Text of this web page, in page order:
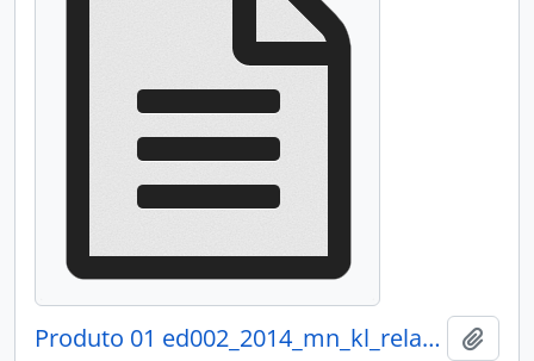
Produto 01 ed002_2014_mn_kl_relatorio.pdf